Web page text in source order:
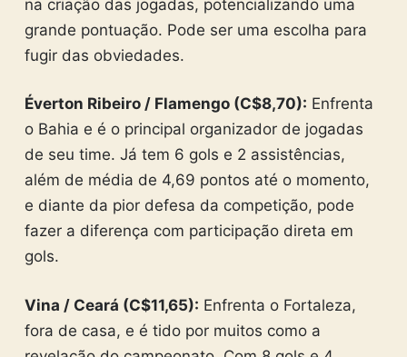
na criação das jogadas, potencializando uma
grande pontuação. Pode ser uma escolha para
fugir das obviedades.
Éverton Ribeiro / Flamengo (C$8,70): Enfrenta
o Bahia e é o principal organizador de jogadas
de seu time. Já tem 6 gols e 2 assistências,
além de média de 4,69 pontos até o momento,
e diante da pior defesa da competição, pode
fazer a diferença com participação direta em
gols.
Vina / Ceará (C$11,65): Enfrenta o Fortaleza,
fora de casa, e é tido por muitos como a